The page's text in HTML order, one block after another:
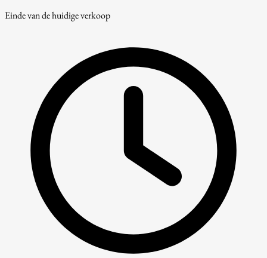
Einde van de huidige verkoop